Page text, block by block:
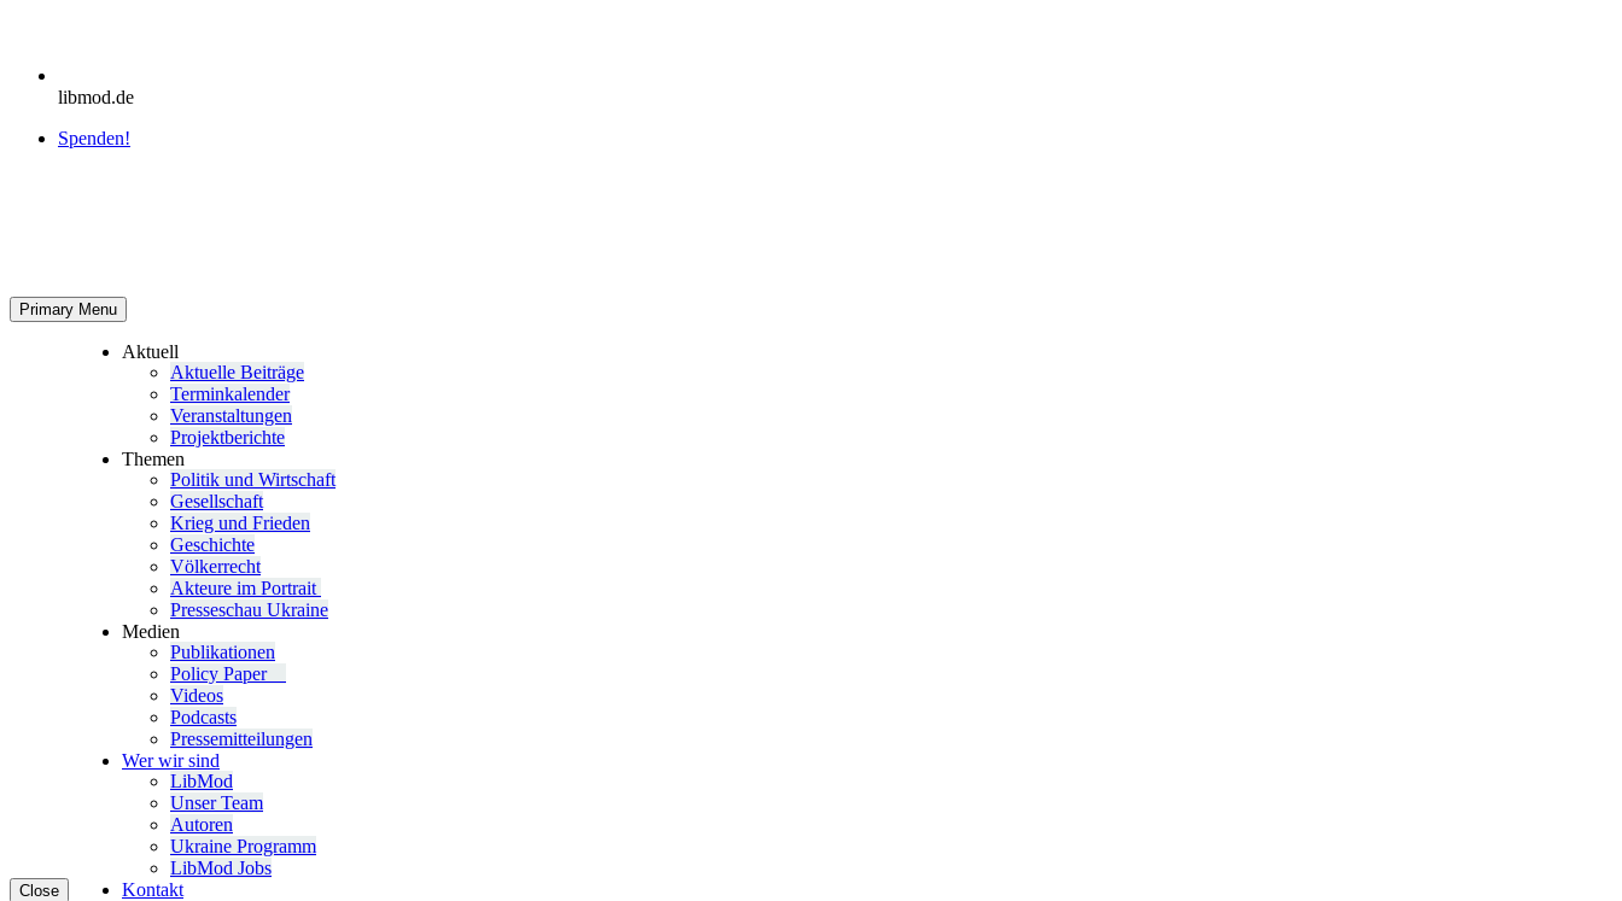
libmod.de
Spenden!
Primary Menu
Close
Aktuell
Aktu­elle Beiträge
Ter­min­ka­len­der
Ver­an­stal­tun­gen
Pro­jekt­be­richte
Themen
Politik und Wirtschaft
Gesell­schaft
Krieg und Frieden
Geschichte
Völ­ker­recht
Akteure im Portrait
Pres­se­schau Ukraine
Medien
Publi­ka­tio­nen
Policy Paper
Videos
Pod­casts
Pres­se­mit­tei­lun­gen
Wer wir sind
LibMod
Unser Team
Autoren
Ukraine Pro­gramm
LibMod Jobs
Kontakt